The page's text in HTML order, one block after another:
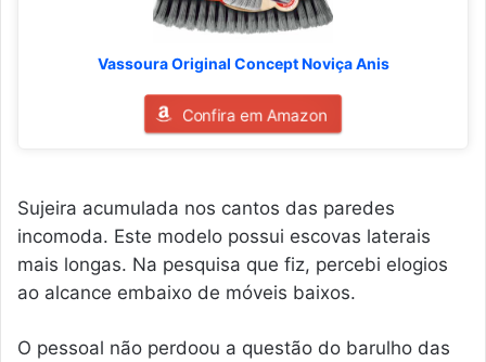
Vassoura Original Concept Noviça Anis
Confira em Amazon
Sujeira acumulada nos cantos das paredes
incomoda. Este modelo possui escovas laterais
mais longas. Na pesquisa que fiz, percebi elogios
ao alcance embaixo de móveis baixos.
O pessoal não perdoou a questão do barulho das